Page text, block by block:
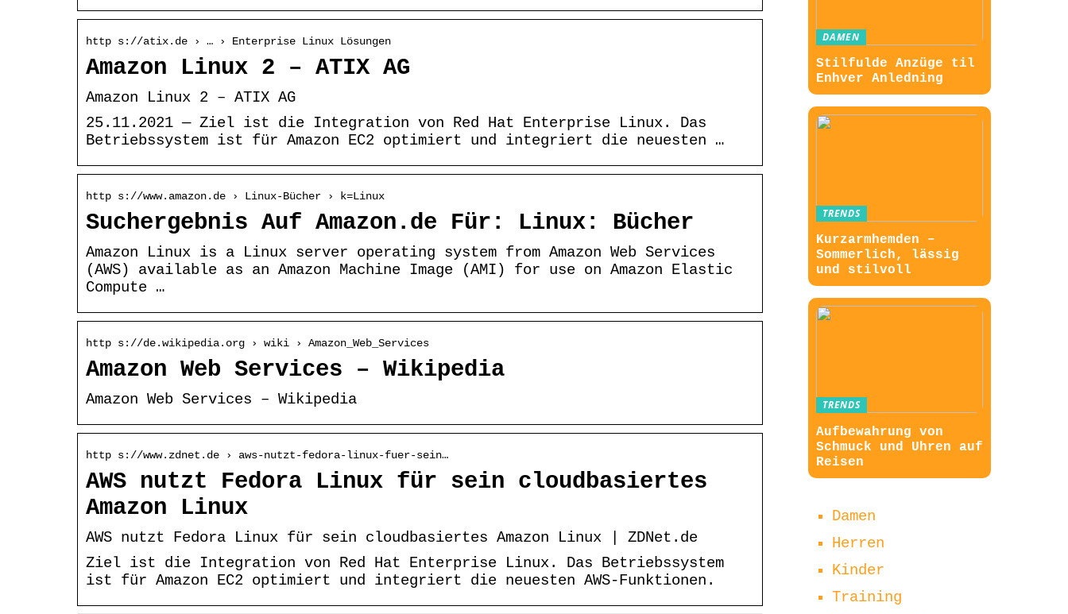
http s://atix.de › … › Enterprise Linux Lösungen
Amazon Linux 2 – ATIX AG
Amazon Linux 2 – ATIX AG
25.11.2021 — Ziel ist die Integration von Red Hat Enterprise Linux. Das
Betriebssystem ist für Amazon EC2 optimiert und integriert die neuesten …
http s://www.amazon.de › Linux-Bücher › k=Linux
Suchergebnis Auf Amazon.de Für: Linux: Bücher
Amazon Linux is a Linux server operating system from Amazon Web Services
(AWS) available as an Amazon Machine Image (AMI) for use on Amazon Elastic
Compute …
http s://de.wikipedia.org › wiki › Amazon_Web_Services
Amazon Web Services – Wikipedia
Amazon Web Services – Wikipedia
http s://www.zdnet.de › aws-nutzt-fedora-linux-fuer-sein…
AWS nutzt Fedora Linux für sein cloudbasiertes
Amazon Linux
AWS nutzt Fedora Linux für sein cloudbasiertes Amazon Linux | ZDNet.de
Ziel ist die Integration von Red Hat Enterprise Linux. Das Betriebssystem
ist für Amazon EC2 optimiert und integriert die neuesten AWS-Funktionen.
DAMEN
Stilfulde Anzüge til
Enhver Anledning
TRENDS
Kurzarmhemden –
Sommerlich, lässig
und stilvoll
TRENDS
Aufbewahrung von
Schmuck und Uhren auf
Reisen
Damen
Herren
Kinder
Training